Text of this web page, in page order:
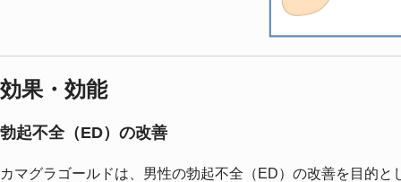
効果・効能
勃起不全（ED）の改善
カマグラゴールドは、男性の勃起不全（ED）の改善を目的